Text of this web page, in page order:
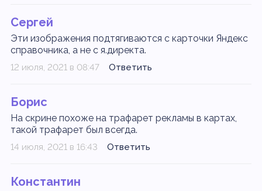
Сергей
Эти изображения подтягиваются с карточки Яндекс
справочника, а не с я.директа.
12 июля, 2021 в 08:47 Ответить
Борис
На скрине похоже на трафарет рекламы в картах,
такой трафарет был всегда.
14 июля, 2021 в 16:43 Ответить
Константин